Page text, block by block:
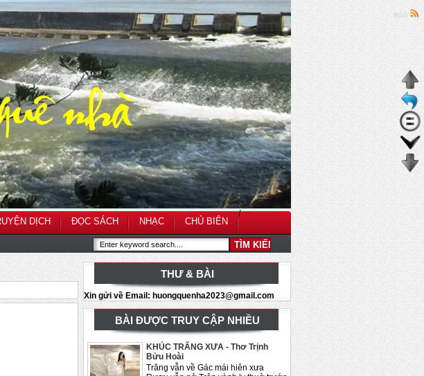
DỊCH
/
ĐỌC SÁCH NHẠC CHỦ BIÊN
RSS
THƯ & BÀI
Xin gửi về Email: huongquenha2023@gmail.com
BÀI ĐƯỢC TRUY CẬP NHIỀU
KHÚC TRĂNG XƯA - Thơ Trịnh
Bửu Hoài
Trăng vẫn về Gác mái hiên xưa